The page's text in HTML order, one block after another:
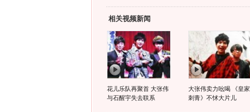
相关视频新闻
花儿乐队再聚首 大张伟
与石醒宇失去联系
大张伟卖力吆喝 《皇家
刺青》不怵大片儿